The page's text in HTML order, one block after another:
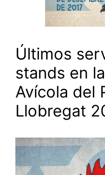
Últimos
stands en
Avícola del
Llobregat